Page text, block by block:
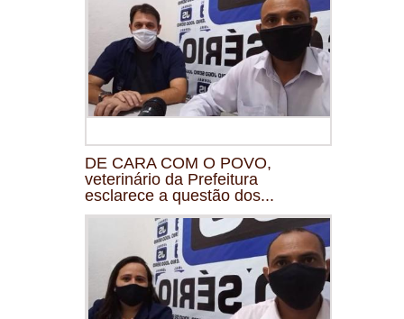
DE CARA COM O POVO,
veterinário da Prefeitura
esclarece a questão dos...